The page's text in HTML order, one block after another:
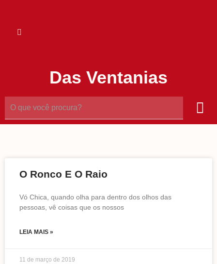
Das Ventanias
O Ronco E O Raio
Vó Chica, quando olha para dentro dos olhos das
pessoas, vê coisas que os nossos
LEIA MAIS »
11 de março de 2019